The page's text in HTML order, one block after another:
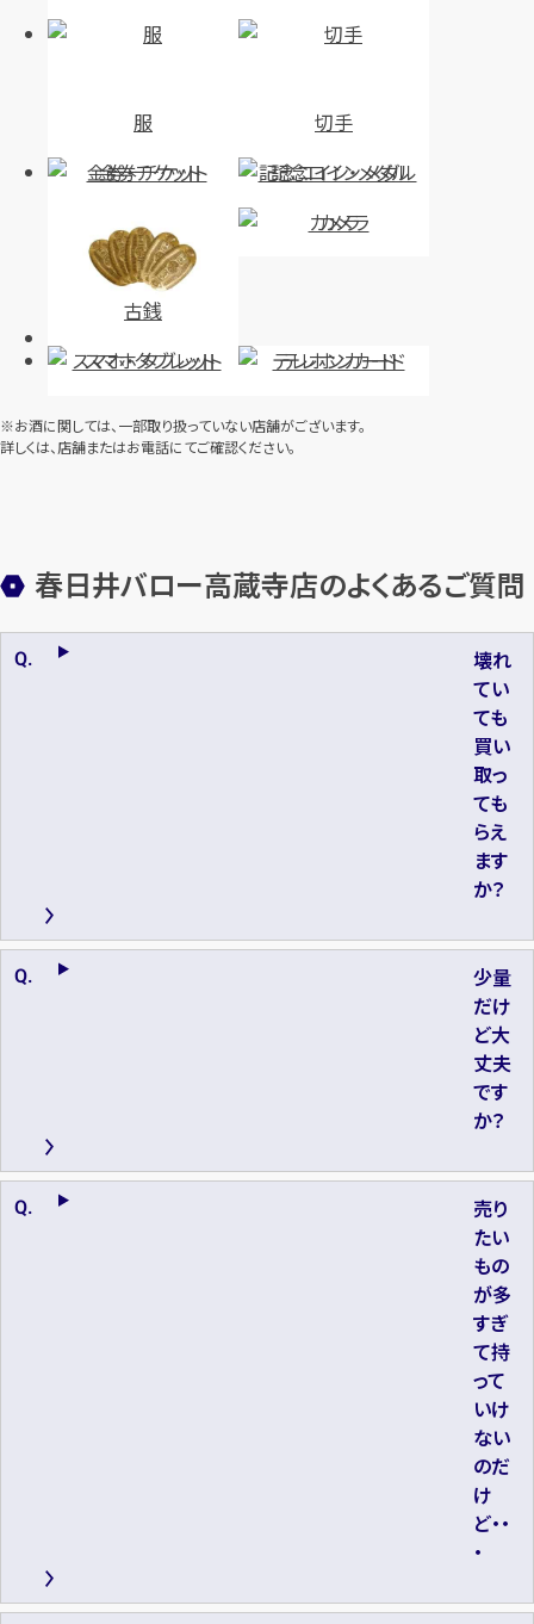
服
切手
金券・チケット
記念コイン・メダル
古銭
カメラ
スマホ・タブレット テレホンカード
※お酒に関しては、一部取り扱っていない店舗がございます。
詳しくは、店舗またはお電話にてご確認ください。
春日井バロー高蔵寺店のよくあるご質問
壊れ
てい
ても
買い
取っ
ても
らえ
ます
か？
少量
だけ
ど大
丈夫
です
か？
売り
たい
もの
が多
すぎ
て持
って
いけ
ない
のだ
け
ど・・
・